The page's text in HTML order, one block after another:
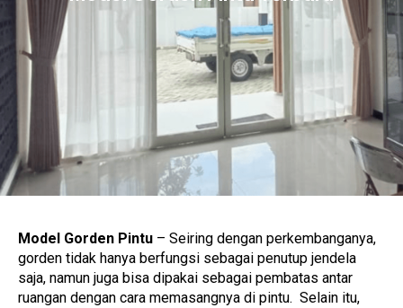
Model Gorden Pintu – Seiring dengan perkembanganya,
gorden tidak hanya berfungsi sebagai penutup jendela
saja, namun juga bisa dipakai sebagai pembatas antar
ruangan dengan cara memasangnya di pintu. Selain itu,